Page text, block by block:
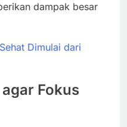
dampak besar
Dimulai dari
Fokus